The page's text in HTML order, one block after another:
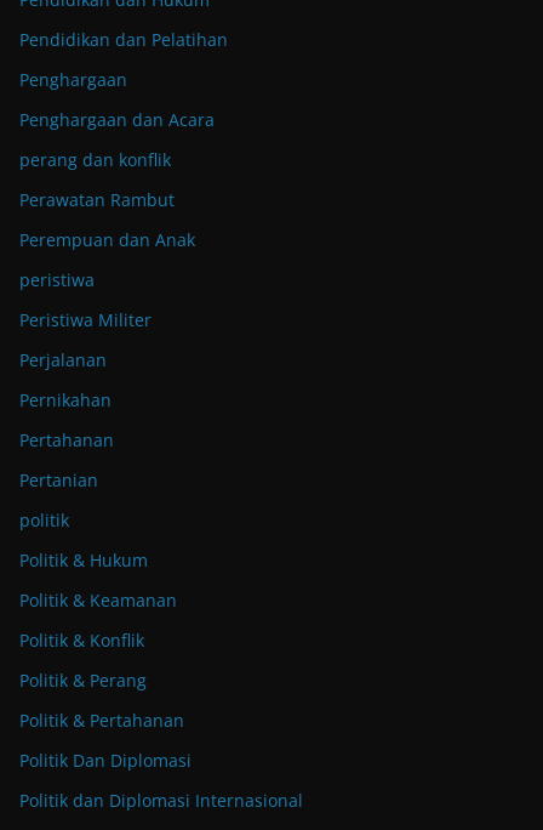
Pendidikan dan Pelatihan
Penghargaan
Penghargaan dan Acara
perang dan konflik
Perawatan Rambut
Perempuan dan Anak
peristiwa
Peristiwa Militer
Perjalanan
Pernikahan
Pertahanan
Pertanian
politik
Politik & Hukum
Politik & Keamanan
Politik & Konflik
Politik & Perang
Politik & Pertahanan
Politik Dan Diplomasi
Politik dan Diplomasi Internasional